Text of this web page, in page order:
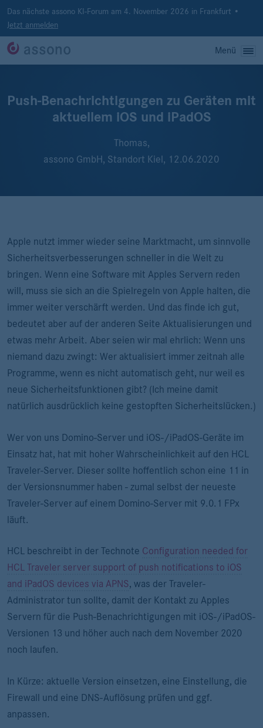
Das nächste assono KI-Forum am 4. November 2026 in Frankfurt •
Jetzt anmelden
Menü
Push-Benachrichtigungen zu Geräten mit
aktuellem iOS und iPadOS
Thomas,
assono GmbH, Standort Kiel, 12.06.2020
Apple nutzt immer wieder seine Marktmacht, um sinnvolle
Sicherheitsverbesserungen schneller in die Welt zu
bringen. Wenn eine Software mit Apples Servern reden
will, muss sie sich an die Spielregeln von Apple halten, die
immer weiter verschärft werden. Und das finde ich gut,
bedeutet aber auf der anderen Seite Aktualisierungen und
etwas mehr Arbeit. Aber seien wir mal ehrlich: Wenn uns
niemand dazu zwingt: Wer aktualisiert immer zeitnah alle
Programme, wenn es nicht automatisch geht, nur weil es
neue Sicherheitsfunktionen gibt? (Ich meine damit
natürlich ausdrücklich keine gestopften Sicherheitslücken.)
Wer von uns Domino-Server und iOS-/iPadOS-Geräte im
Einsatz hat, hat mit hoher Wahrscheinlichkeit auf den HCL
Traveler-Server. Dieser sollte hoffentlich schon eine 11 in
der Versionsnummer haben - zumal selbst der neueste
Traveler-Server auf einem Domino-Server mit 9.0.1 FPx
läuft.
HCL beschreibt in der Technote Configuration needed for
HCL Traveler server support of push notifications to iOS
and iPadOS devices via APNS, was der Traveler-
Administrator tun sollte, damit der Kontakt zu Apples
Servern für die Push-Benachrichtigungen mit iOS-/iPadOS-
Versionen 13 und höher auch nach dem November 2020
noch laufen.
In Kürze: aktuelle Version einsetzen, eine Einstellung, die
Firewall und eine DNS-Auflösung prüfen und ggf.
anpassen.